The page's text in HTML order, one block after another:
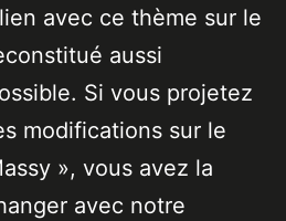
avec ce thème sur le
aussi
Si vous projetez
modifications sur le
», vous avez la
avec notre